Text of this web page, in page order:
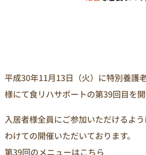
平成30年11月13日（火）に特別養護
様にて食リハサポートの第39回目を開
入居者様全員にご参加いただけるよ
わけての開催いただいております。
第39回のメニューはこちら